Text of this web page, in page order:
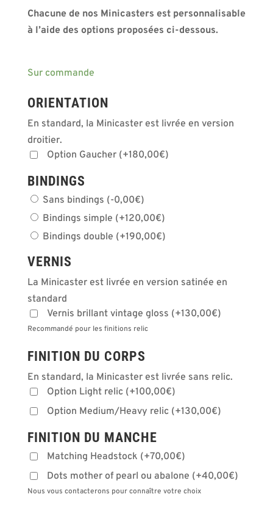
Chacune de nos Minicasters est personnalisable
à l’aide des options proposées ci-dessous.
Sur commande
ORIENTATION
En standard, la Minicaster est livrée en version
droitier.
Option Gaucher (+180,00€)
BINDINGS
Sans bindings (-0,00€)
Bindings simple (+120,00€)
Bindings double (+190,00€)
VERNIS
La Minicaster est livrée en version satinée en
standard
Vernis brillant vintage gloss (+130,00€)
Recommandé pour les finitions relic
FINITION DU CORPS
En standard, la Minicaster est livrée sans relic.
Option Light relic (+100,00€)
Option Medium/Heavy relic (+130,00€)
FINITION DU MANCHE
Matching Headstock (+70,00€)
Dots mother of pearl ou abalone (+40,00€)
Nous vous contacterons pour connaître votre choix